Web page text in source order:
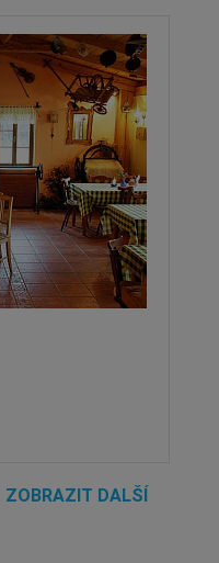
ZOBRAZIT DALŠÍ